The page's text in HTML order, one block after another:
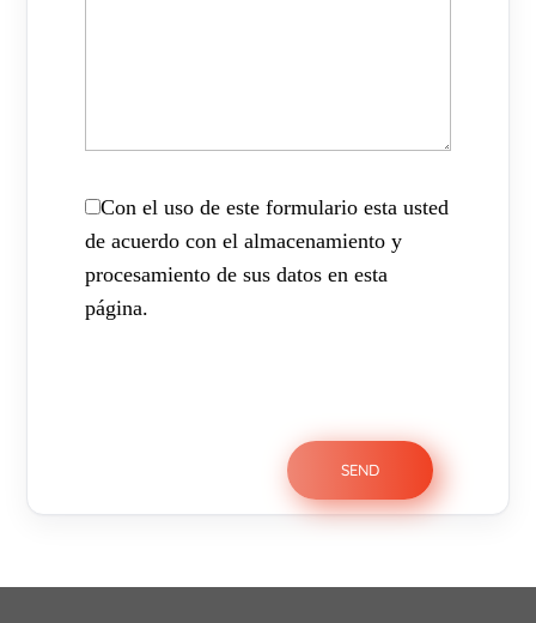
Con el uso de este formulario esta usted
de acuerdo con el almacenamiento y
procesamiento de sus datos en esta
página.